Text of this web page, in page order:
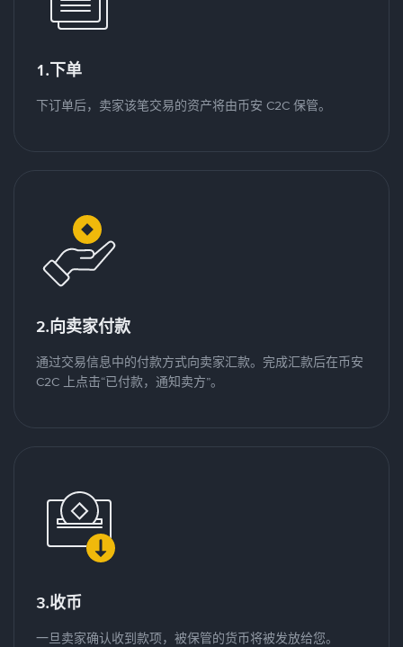
1.下单
下订单后，卖家该笔交易的资产将由币安 C2C 保管。
2.向卖家付款
通过交易信息中的付款方式向卖家汇款。完成汇款后在币安
C2C 上点击“已付款，通知卖方”。
3.收币
一旦卖家确认收到款项，被保管的货币将被发放给您。